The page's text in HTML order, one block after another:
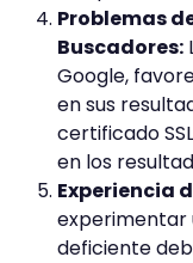
Problemas
Buscadores:
Google,
en sus
certificado
en los
Experiencia
experimentar
deficiente